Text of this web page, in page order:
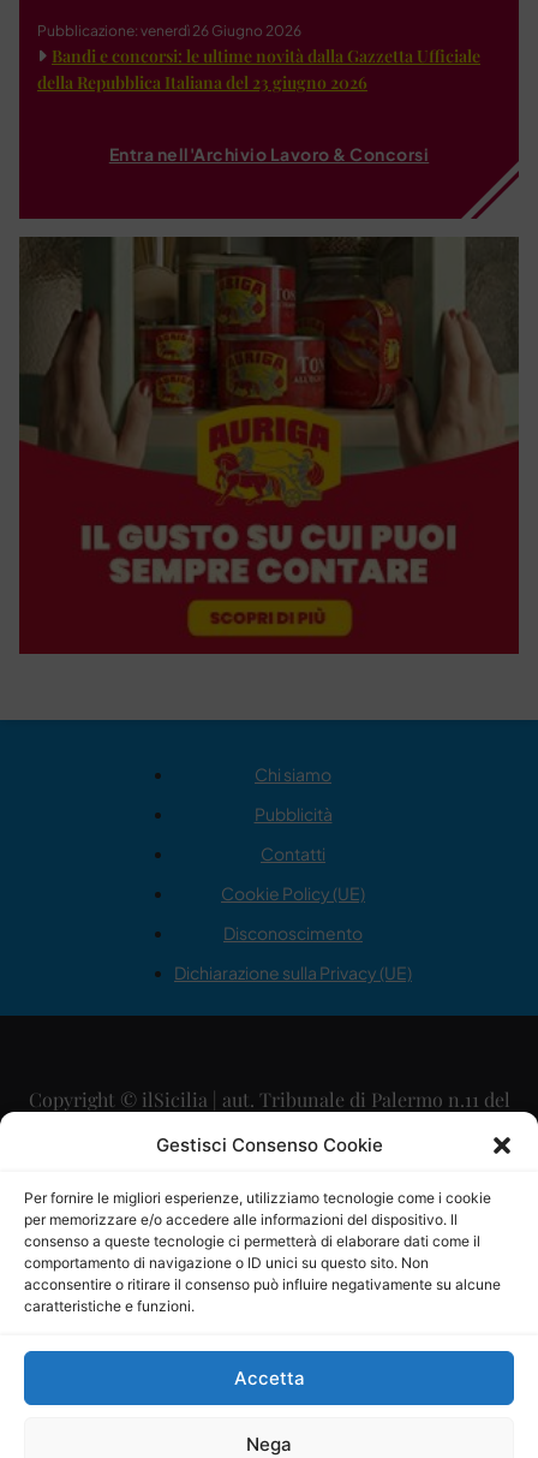
Gestisci Consenso Cookie
Per fornire le migliori esperienze, utilizziamo tecnologie come i cookie
per memorizzare e/o accedere alle informazioni del dispositivo. Il
consenso a queste tecnologie ci permetterà di elaborare dati come il
comportamento di navigazione o ID unici su questo sito. Non
acconsentire o ritirare il consenso può influire negativamente su alcune
caratteristiche e funzioni.
Accetta
Nega
Pubblicazione: venerdì 26 Giugno 2026
Bandi e concorsi: le ultime novità dalla Gazzetta Ufficiale
della Repubblica Italiana del 23 giugno 2026
Entra nell'Archivio Lavoro & Concorsi
Chi siamo
Pubblicità
Contatti
Cookie Policy (UE)
Disconoscimento
Dichiarazione sulla Privacy (UE)
Copyright © ilSicilia | aut. Tribunale di Palermo n.11 del
29/09/2015
Direttore Editoriale: Maurizio Scaglione
Direttore Responsabile: Maria Calabrese
P.IVA: 06334930820
Mercurio Comunicazione Società Cooperativa a r.l. è
iscritta al Registro degli Operatori di Comunicazione al